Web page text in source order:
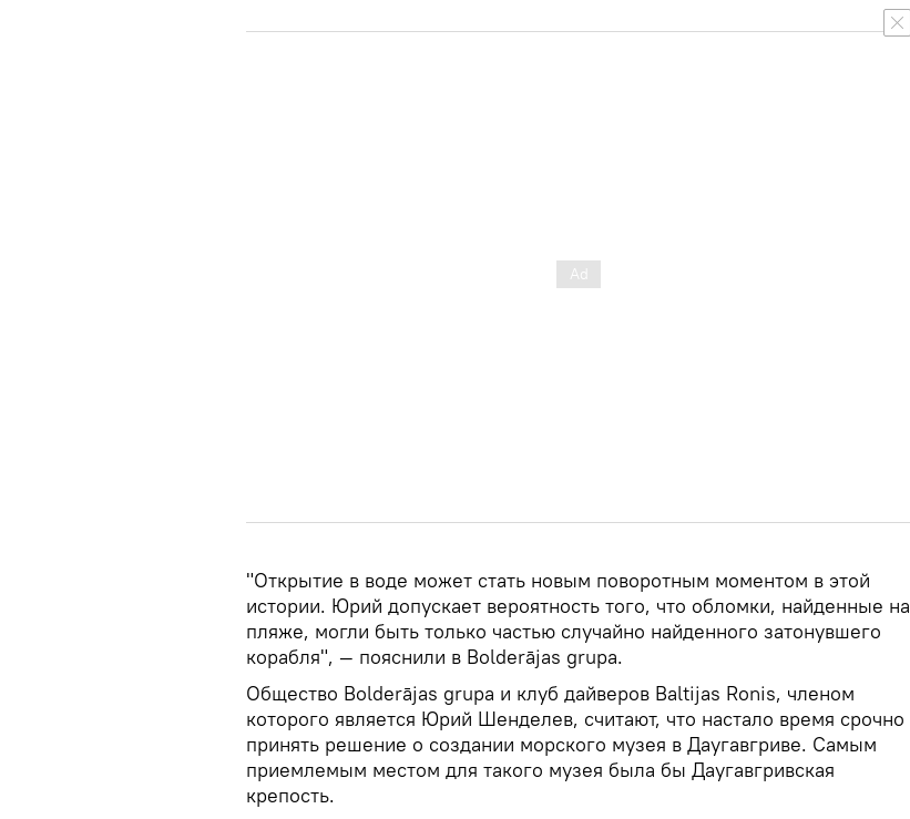
"Открытие в воде может стать новым поворотным моментом в этой
истории. Юрий допускает вероятность того, что обломки, найденные на
пляже, могли быть только частью случайно найденного затонувшего
корабля", — пояснили в Bolderājas grupa.
Общество Bolderājas grupa и клуб дайверов Baltijas Ronis, членом
которого является Юрий Шенделев, считают, что настало время срочно
принять решение о создании морского музея в Даугавгриве. Самым
приемлемым местом для такого музея была бы Даугавгривская
крепость.